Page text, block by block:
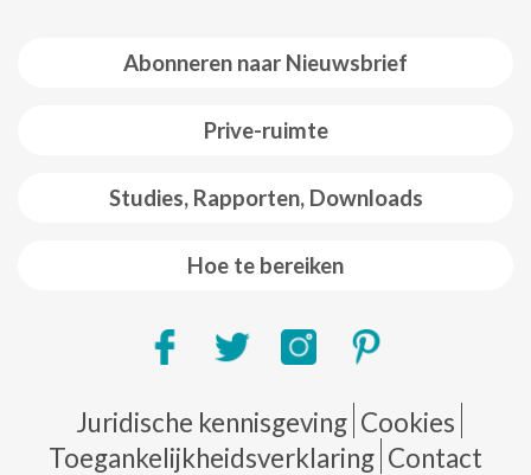
Abonneren naar Nieuwsbrief
Prive-ruimte
Studies, Rapporten, Downloads
Hoe te bereiken
Pie de página
Juridische kennisgeving Cookies
Toegankelijkheidsverklaring Contact